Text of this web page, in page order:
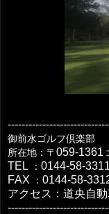
御前水ゴルフ倶楽部
所在地：〒 059-1361
TEL
： 0144-58-3311
FAX
： 0144-58-
アクセス：道央自